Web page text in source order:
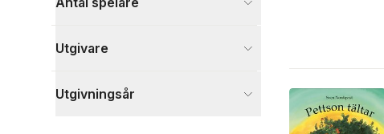
Utgivare
Utgivningsår